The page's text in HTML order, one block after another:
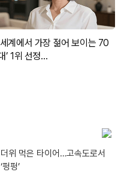
더위 먹은 타이어…고속도로서
‘펑펑’